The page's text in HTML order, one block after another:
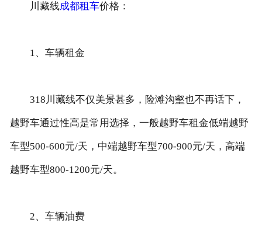
川藏线成都租车价格：
1、车辆租金
318川藏线不仅美景甚多，险滩沟壑也不再话下，
越野车通过性高是常用选择，一般越野车租金低端越野
车型500-600元/天，中端越野车型700-900元/天，高端
越野车型800-1200元/天。
2、车辆油费